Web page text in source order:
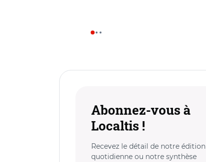
Abonnez-vous à
Localtis !
Recevez le détail de notre édition
quotidienne ou notre synthèse